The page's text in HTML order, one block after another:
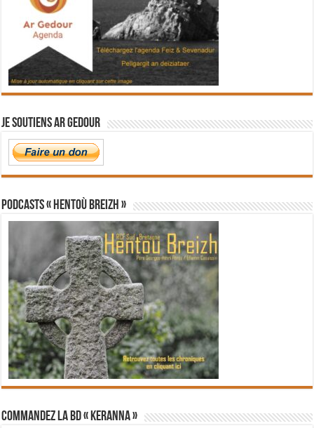
Je soutiens Ar Gedour
PODCASTS « Hentoù Breizh »
Commandez la BD « Keranna »